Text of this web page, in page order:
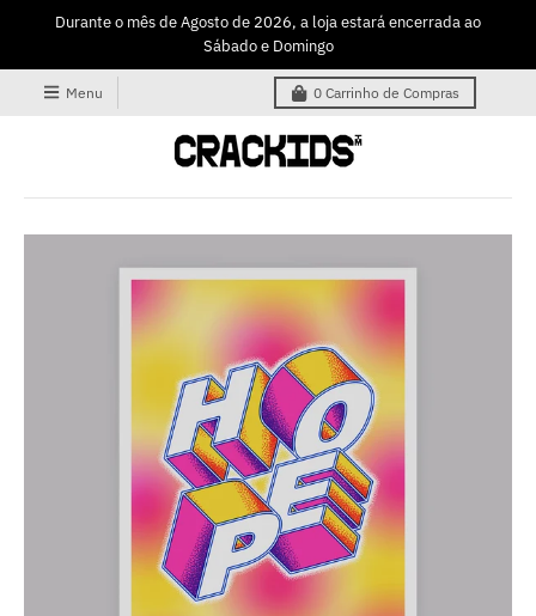
Durante o mês de Agosto de 2026, a loja estará encerrada ao
Sábado e Domingo
Menu 0 Carrinho de Compras